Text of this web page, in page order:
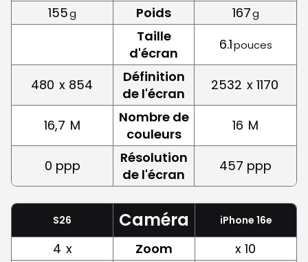
155g Poids 167g
Taille
d'écran
6.1pouces
480 x 854
Définition
de l'écran
2532 x 1170
16,7 M
Nombre de
couleurs
16 M
0 ppp
Résolution
de l'écran
457 ppp
S26 Caméra iPhone 16e
4 x Zoom
x 10